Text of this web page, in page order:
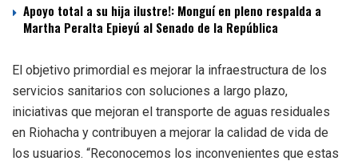
Apoyo total a su hija ilustre!: Monguí en pleno respalda a
Martha Peralta Epieyú al Senado de la República
El objetivo primordial es mejorar la infraestructura de los
servicios sanitarios con soluciones a largo plazo,
iniciativas que mejoran el transporte de aguas residuales
en Riohacha y contribuyen a mejorar la calidad de vida de
los usuarios. “Reconocemos los inconvenientes que estas